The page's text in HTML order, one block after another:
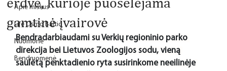
Apie miškus
Life Osmo Baltic
Nuomonė
Bendruomenė
gamtinė įvairovė
Bendradarbiaudami su Verkių regioninio parko
direkcija bei Lietuvos Zoologijos sodu, vieną
saulėtą penktadienio ryta susirinkome neeilinėje